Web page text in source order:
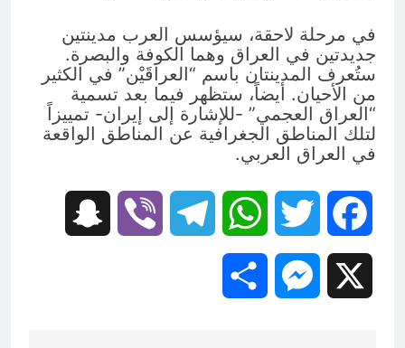
في مرحلة لاحقة، سيؤسس العرب مدينتين
جديدتين في العراق وهما الكوفة والبصرة.
ستُعرف المدينتان باسم “العراقَيْن” في الكثير
من الأحيان. أيضاً، ستظهر فيما بعد تسمية
“العراق العجمي” -للإشارة إلى إيران- تمييزاً
لتلك المناطق الجغرافية عن المناطق الواقعة
في العراق العربي.
Facebook
Twitter
WhatsApp
Telegram
Viber
Messenger